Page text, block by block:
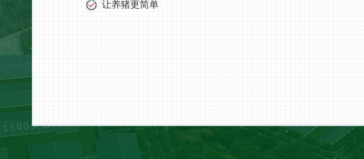
让养猪更简单